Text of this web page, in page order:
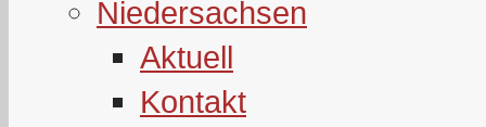
Niedersachsen
Aktuell
Kontakt